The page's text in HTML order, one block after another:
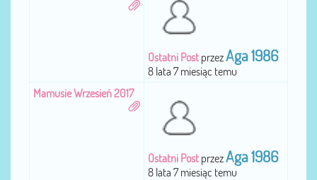
Ostatni Post przezAga 1986
8 lata 7 miesiąc temu
Mamusie Wrzesień 2017
Ostatni Post przezAga 1986
8 lata 7 miesiąc temu